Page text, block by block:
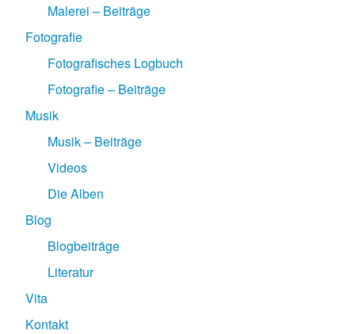
Malerei – Beiträge
Fotografie
Fotografisches Logbuch
Fotografie – Beiträge
Musik
Musik – Beiträge
Videos
Die Alben
Blog
Blogbeiträge
Literatur
Vita
Kontakt